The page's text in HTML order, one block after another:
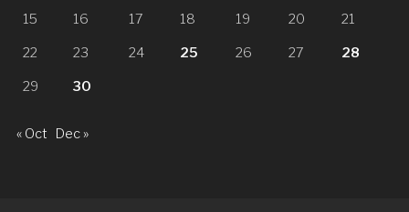
15 16 17 18 19 20 21
22 23 24 25 26 27 28
29 30
« Oct Dec »